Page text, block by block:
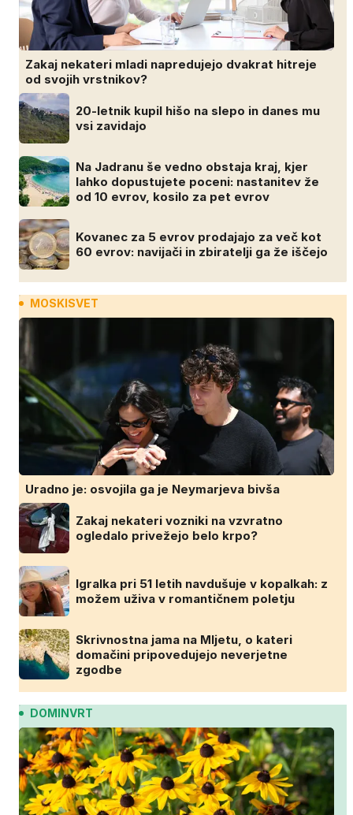
Zakaj nekateri mladi napredujejo dvakrat hitreje
od svojih vrstnikov?
20-letnik kupil hišo na slepo in danes mu
vsi zavidajo
Na Jadranu še vedno obstaja kraj, kjer
lahko dopustujete poceni: nastanitev že
od 10 evrov, kosilo za pet evrov
Kovanec za 5 evrov prodajajo za več kot
60 evrov: navijači in zbiratelji ga že iščejo
MOSKISVET
Uradno je: osvojila ga je Neymarjeva bivša
Zakaj nekateri vozniki na vzvratno
ogledalo privežejo belo krpo?
Igralka pri 51 letih navdušuje v kopalkah: z
možem uživa v romantičnem poletju
Skrivnostna jama na Mljetu, o kateri
domačini pripovedujejo neverjetne
zgodbe
DOMINVRT